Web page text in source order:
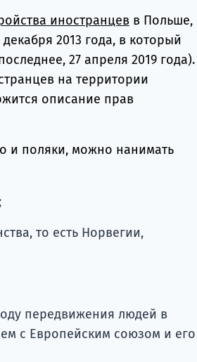
иностранцев в Польше,
2013 года, в который
27 апреля 2019 года).
на территории
описание прав
и поляки, можно нанимать
то есть Норвегии,
передвижения людей в
с Европейским союзом и его